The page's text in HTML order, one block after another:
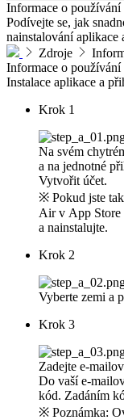
Informace o používání
Podívejte se, jak
nainstalování aplikace
Zdroje
Informace o používání
Instalace aplikace a
Krok 1
Na svém
a na jednotné
Vytvořit účet.
※ Pokud jste
Air v App Store
a nainstalujte.
Krok 2
Vyberte zemi a
Krok 3
Zadejte e-
Do vaší e-
kód. Zadáním
※ Poznámka: